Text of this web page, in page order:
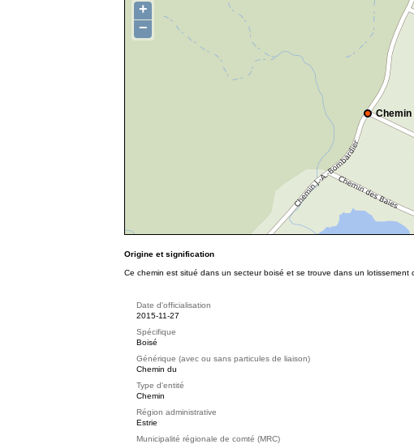
Chemin
+
−
Origine et signification
Ce chemin est situé dans un secteur boisé et se trouve dans un lotissement
Date d'officialisation
2015-11-27
Spécifique
Boisé
Générique (avec ou sans particules de liaison)
Chemin du
Type d'entité
Chemin
Région administrative
Estrie
Municipalité régionale de comté (MRC)